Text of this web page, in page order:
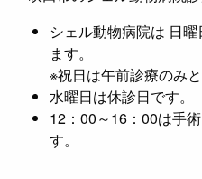
シェル動物病院は 日
ます。
※祝日は午前診療のみと
水曜日は休診日です。
12：00～16：00は手
す。